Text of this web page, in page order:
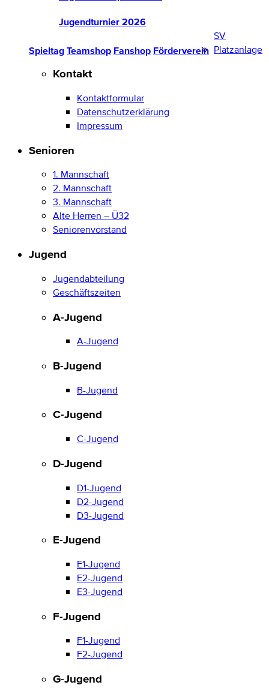
Jugendturnier 2026
Spieltag Teamshop Fanshop Förderverein
SV
Platzanlage
Kontakt
Kontaktformular
Datenschutzerklärung
Impressum
Senioren
1. Mannschaft
2. Mannschaft
3. Mannschaft
Alte Herren – Ü32
Seniorenvorstand
Jugend
Jugendabteilung
Geschäftszeiten
A-Jugend
A-Jugend
B-Jugend
B-Jugend
C-Jugend
C-Jugend
D-Jugend
D1-Jugend
D2-Jugend
D3-Jugend
E-Jugend
E1-Jugend
E2-Jugend
E3-Jugend
F-Jugend
F1-Jugend
F2-Jugend
G-Jugend